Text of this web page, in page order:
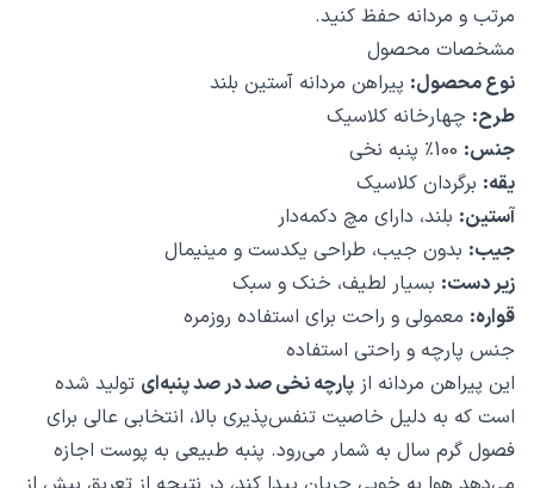
مرتب و مردانه حفظ کنید.
مشخصات محصول
نوع محصول: پیراهن مردانه آستین بلند
طرح: چهارخانه کلاسیک
جنس:
یقه: برگردان کلاسیک
آستین: بلند، دارای مچ دکمه‌دار
جیب: بدون جیب، طراحی یکدست و مینیمال
زیر دست: بسیار لطیف، خنک و سبک
قواره: معمولی و راحت برای استفاده روزمره
جنس پارچه و راحتی استفاده
این پیراهن مردانه از پارچه نخی صد در صد پنبه‌ای تولید شده
است که به دلیل خاصیت تنفس‌پذیری بالا، انتخابی عالی برای
فصول گرم سال به شمار می‌رود. پنبه طبیعی به پوست اجازه